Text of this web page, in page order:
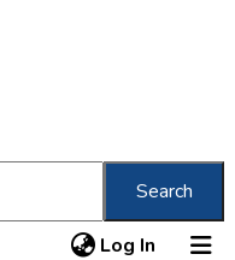
Search
Log In (current)